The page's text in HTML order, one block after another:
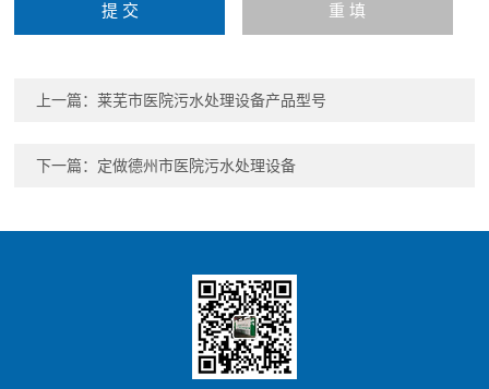
上一篇：莱芜市医院污水处理设备产品型号
下一篇： 定做德州市医院污水处理设备